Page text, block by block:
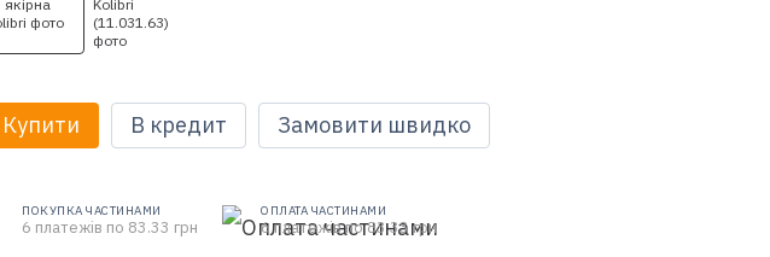
Купити В кредит Замовити швидко
ПОКУПКА ЧАСТИНАМИ
6 платежів по 83.33 грн
ОПЛАТА ЧАСТИНАМИ
6 платежів по 83.33 грн